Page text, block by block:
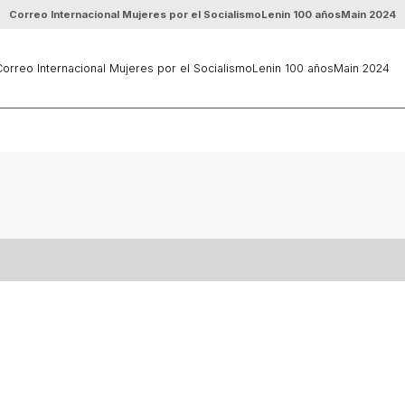
Correo Internacional Mujeres por el SocialismoLenin 100 añosMain 2024
Internacional Mujeres por el SocialismoLenin 100 añosMain 2024